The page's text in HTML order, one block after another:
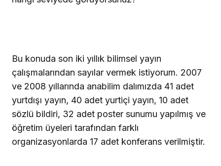
Bu konuda son iki yıllık bilimsel yayın
çalışmalarından sayılar vermek istiyorum. 2007
ve 2008 yıllarında anabilim dalımızda 41 adet
yurtdışı yayın, 40 adet yurtiçi yayın, 10 adet
sözlü bildiri, 32 adet poster sunumu yapılmış ve
öğretim üyeleri tarafından farklı
organizasyonlarda 17 adet konferans verilmiştir.